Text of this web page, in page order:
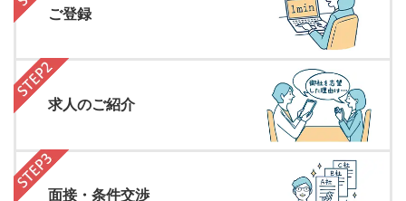
ご登録
求人のご紹介
面接・条件交渉